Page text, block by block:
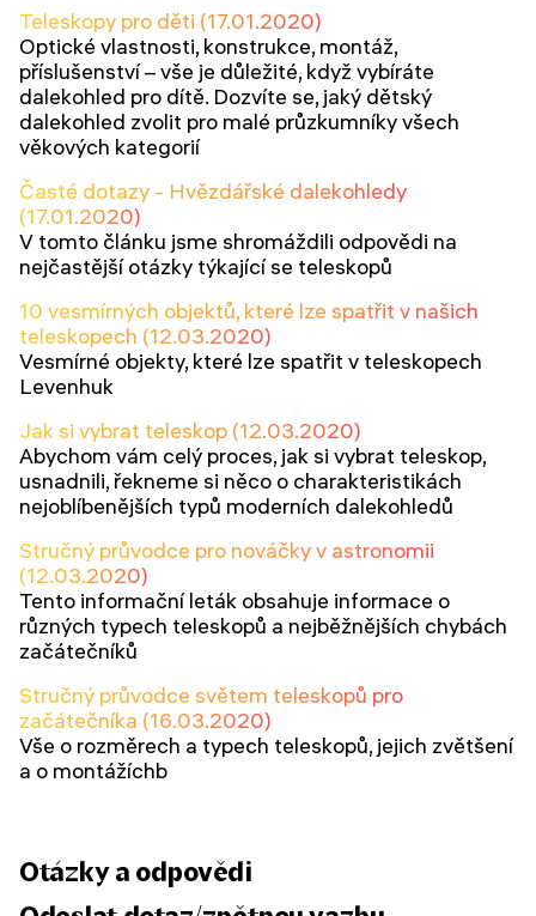
Teleskopy pro děti (17.01.2020)
Optické vlastnosti, konstrukce, montáž,
příslušenství – vše je důležité, když vybíráte
dalekohled pro dítě. Dozvíte se, jaký dětský
dalekohled zvolit pro malé průzkumníky všech
věkových kategorií
Časté dotazy - Hvězdářské dalekohledy
(17.01.2020)
V tomto článku jsme shromáždili odpovědi na
nejčastější otázky týkající se teleskopů
10 vesmírných objektů, které lze spatřit v našich
teleskopech (12.03.2020)
Vesmírné objekty, které lze spatřit v teleskopech
Levenhuk
Jak si vybrat teleskop (12.03.2020)
Abychom vám celý proces, jak si vybrat teleskop,
usnadnili, řekneme si něco o charakteristikách
nejoblíbenějších typů moderních dalekohledů
Stručný průvodce pro nováčky v astronomii
(12.03.2020)
Tento informační leták obsahuje informace o
různých typech teleskopů a nejběžnějších chybách
začátečníků
Stručný průvodce světem teleskopů pro
začátečníka (16.03.2020)
Vše o rozměrech a typech teleskopů, jejich zvětšení
a o montážíchb
Otázky a odpovědi